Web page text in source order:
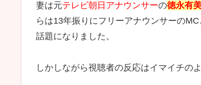
妻は元テレビ朝日アナウンサーの徳永有
らは13年振りにフリーアナウンサーのMC
話題になりました。
しかしながら視聴者の反応はイマイチの